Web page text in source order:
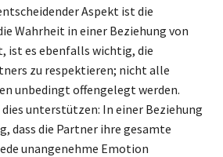
Aspekt ist die
Wahrheit in einer Beziehung von
ist es ebenfalls wichtig, die
zu respektieren; nicht alle
unbedingt offengelegt werden.
unterstützen: In einer Beziehung
dass die Partner ihre gesamte
unangenehme Emotion